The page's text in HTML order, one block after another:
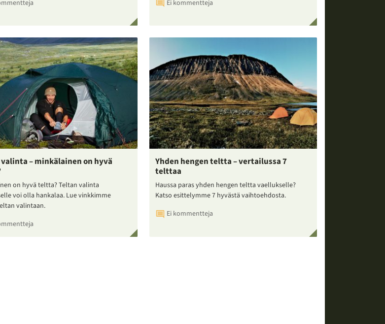
Ei kommentteja
– minkälainen on hyvä
on hyvä teltta? Teltan valinta
voi olla hankalaa. Lue vinkkimme
valintaan.
Yhden hengen teltta – vertailussa 7
telttaa
Haussa paras yhden hengen teltta vaellukselle?
Katso esittelymme 7 hyvästä vaihtoehdosta.
Ei kommentteja